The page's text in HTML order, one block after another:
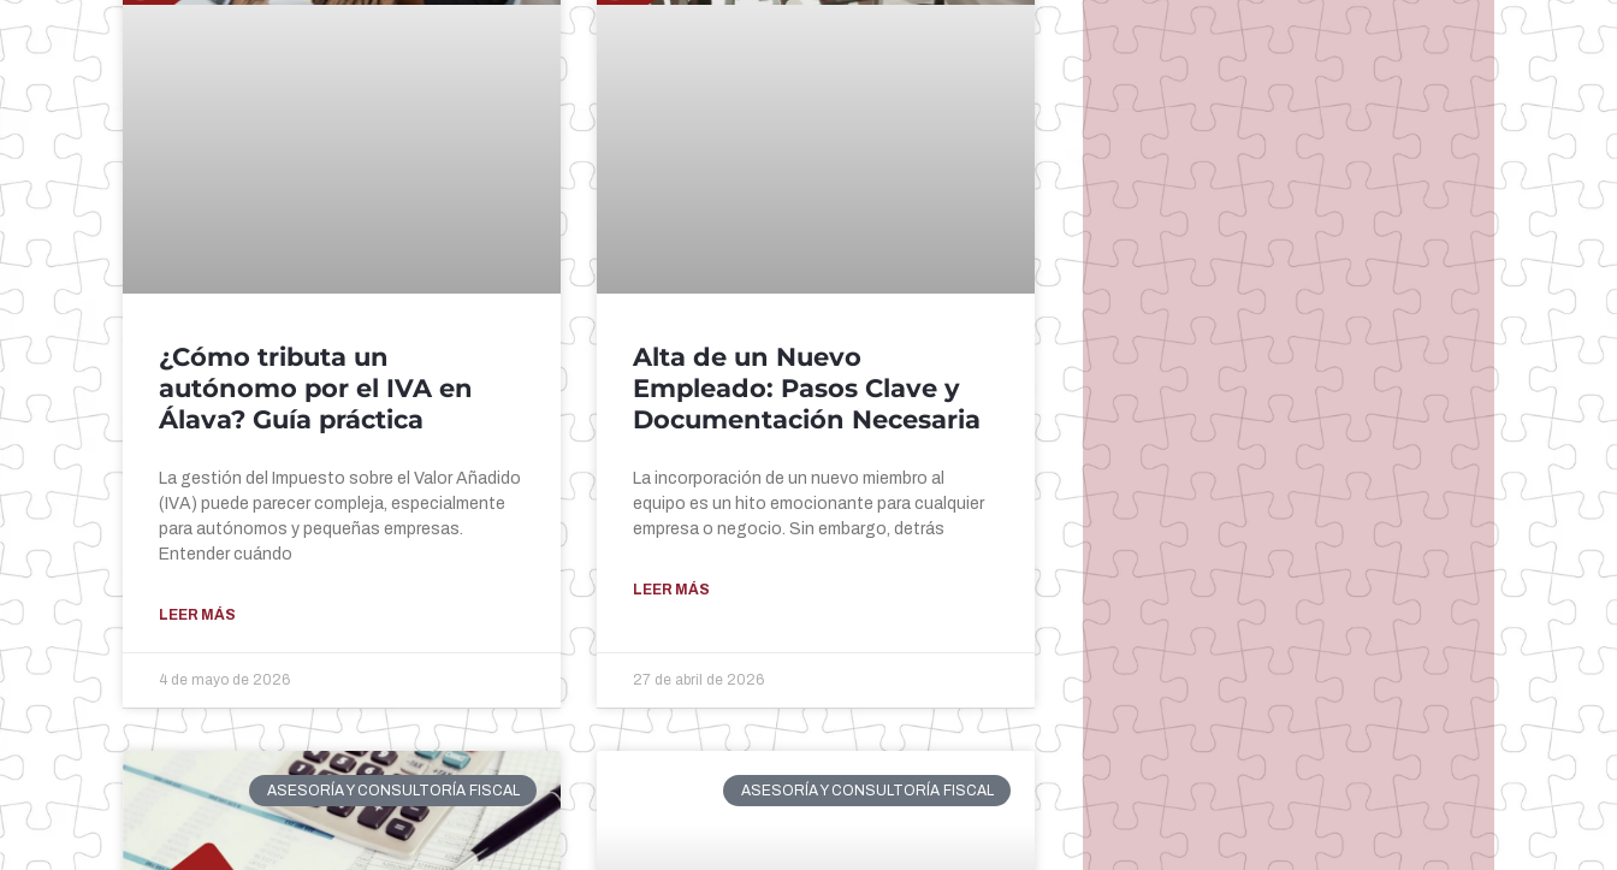
¿Cómo tributa un
autónomo por el IVA en
Álava? Guía práctica
La gestión del Impuesto sobre el Valor Añadido
(IVA) puede parecer compleja, especialmente
para autónomos y pequeñas empresas.
Entender cuándo
LEER MÁS
4 de mayo de 2026
Alta de un Nuevo
Empleado: Pasos Clave y
Documentación Necesaria
La incorporación de un nuevo miembro al
equipo es un hito emocionante para cualquier
empresa o negocio. Sin embargo, detrás
LEER MÁS
27 de abril de 2026
ASESORÍA Y CONSULTORÍA FISCAL ASESORÍA Y CONSULTORÍA FISCAL